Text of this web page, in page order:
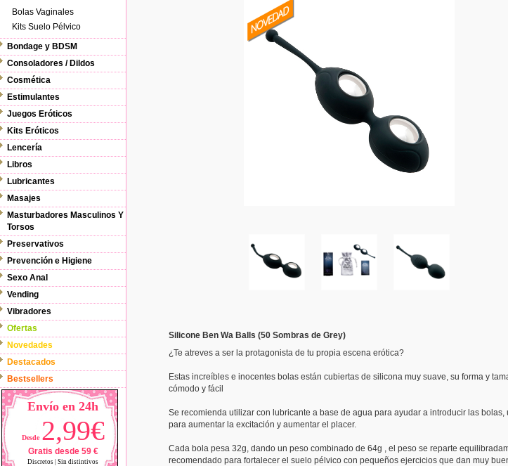
Bolas Vaginales
Kits Suelo Pélvico
Bondage y BDSM
Consoladores / Dildos
Cosmética
Estimulantes
Juegos Eróticos
Kits Eróticos
Lencería
Libros
Lubricantes
Masajes
Masturbadores Masculinos Y
Torsos
Preservativos
Prevención e Higiene
Sexo Anal
Vending
Vibradores
Ofertas
Novedades
Destacados
Bestsellers
Envío en 24h
Desde 2,99€
Gratis desde 59 €
Discretos | Sin distintivos
Silicone Ben Wa Balls (50 Sombras de Grey)
¿Te atreves a ser la protagonista de tu propia escena erótica?
Estas increíbles e inocentes bolas están cubiertas de silicona muy suave, su forma y
cómodo y fácil
Se recomienda utilizar con lubricante a base de agua para ayudar a introducir las
para aumentar la excitación y aumentar el placer.
Cada bola pesa 32g, dando un peso combinado de 64g , el peso se reparte
recomendado para fortalecer el suelo pélvico con pequeños ejercicios que dan muy